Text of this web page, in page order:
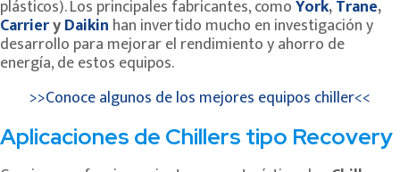
plásticos). Los principales fabricantes, comoYork,Trane,
CarrieryDaikin han invertido mucho en investigación y
desarrollo para mejorar el rendimiento y ahorro de
energía, de estos equipos.
>>Conoce algunos de los mejores equipos chiller<<
Aplicaciones de Chillers tipo Recovery